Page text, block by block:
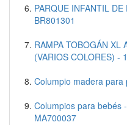
PARQUE INFANTIL
BR801301
RAMPA TOBOGÁN XL
(VARIOS COLORES) -
Columpio madera para
Columpios para bebés
MA700037